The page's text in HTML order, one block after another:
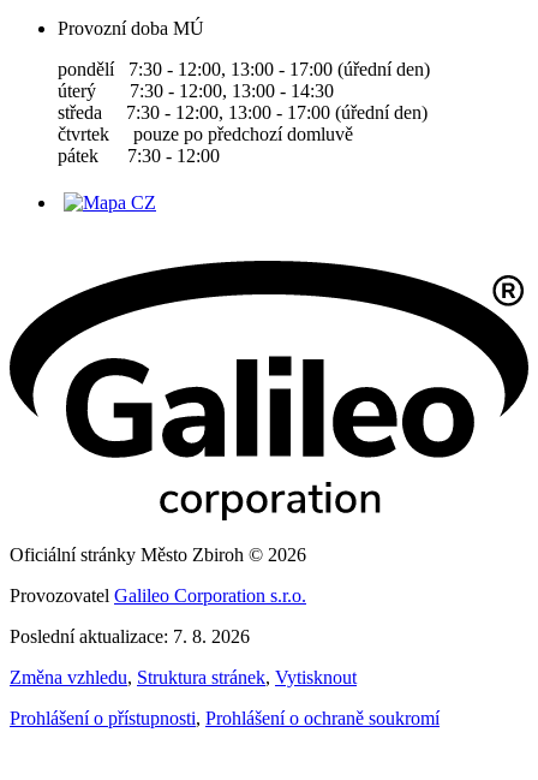
Provozní doba MÚ
pondělí 7:30 - 12:00, 13:00 - 17:00 (úřední den)
úterý 7:30 - 12:00, 13:00 - 14:30
středa 7:30 - 12:00, 13:00 - 17:00 (úřední den)
čtvrtek pouze po předchozí domluvě
pátek 7:30 - 12:00
Oficiální stránky Město Zbiroh © 2026
Provozovatel Galileo Corporation s.r.o.
Poslední aktualizace: 7. 8. 2026
Změna vzhledu, Struktura stránek, Vytisknout
Prohlášení o přístupnosti, Prohlášení o ochraně soukromí